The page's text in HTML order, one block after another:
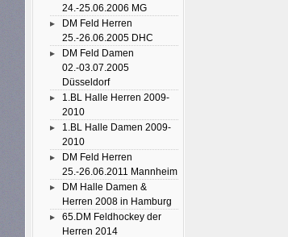
24.-25.06.2006 MG
DM Feld Herren
25.-26.06.2005 DHC
DM Feld Damen
02.-03.07.2005
Düsseldorf
1.BL Halle Herren 2009-
2010
1.BL Halle Damen 2009-
2010
DM Feld Herren
25.-26.06.2011 Mannheim
DM Halle Damen &
Herren 2008 in Hamburg
65.DM Feldhockey der
Herren 2014